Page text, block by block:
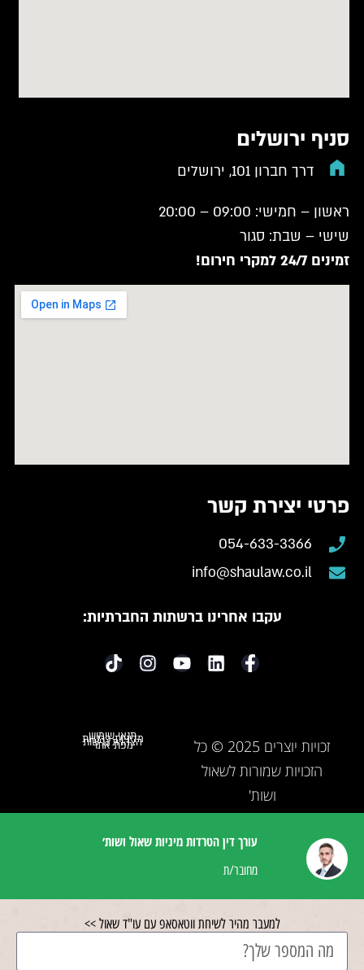
סניף ירושלים
דרך חברון 101, ירושלים
ראשון – חמישי: 09:00 – 20:00
שישי – שבת: סגור
זמינים 24/7 למקרי חירום!
פרטי יצירת קשר
054-633-3366
info@shaulaw.co.il
עקבו אחרינו ברשתות החברתיות:
זכויות יוצרים 2025 © כל
הזכויות שמורות לשאול
ושות'
תנאי שימוש
מדיניות פרטיות
הצהרת נגישות
מפת אתר
עורך דין הטרדות מיניות שאול ושות׳
מחובר/ת
למעבר מהיר לשיחת ווטאסאפ עם עו"ד שאול >>